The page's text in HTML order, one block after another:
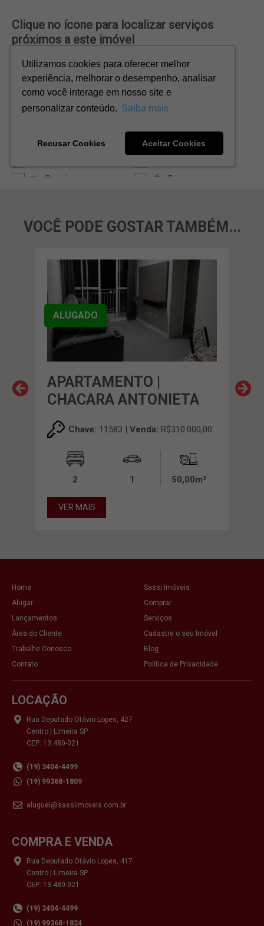
VOCÊ PODE GOSTAR TAMBÉM...
ALUGADO
APARTAMENTO |
CHACARA ANTONIETA
Chave: 11583 | Venda: R$310.000,00
2 1 50,00m²
VER MAIS
Home
Sassi Imóveis
Alugar
Comprar
Lançamentos
Serviços
Área do Cliente
Cadastre o seu Imóvel
Trabalhe Conosco
Blog
Contato
Política de Privacidade
LOCAÇÃO
Rua Deputado Otávio Lopes, 427
Centro | Limeira SP
CEP: 13.480-021
(19) 3404-4499
(19) 99368-1809
aluguel@sassiimoveis.com.br
COMPRA E VENDA
Rua Deputado Otávio Lopes, 417
Centro | Limeira SP
CEP: 13.480-021
(19) 3404-4499
(19) 99368-1824